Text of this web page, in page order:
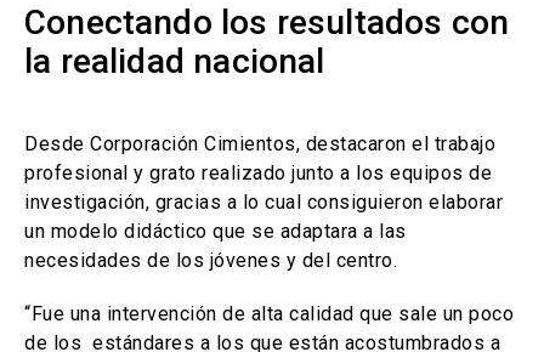
Conectando los resultados con
la realidad nacional
Desde Corporación Cimientos, destacaron el trabajo
profesional y grato realizado junto a los equipos de
investigación, gracias a lo cual consiguieron elaborar
un modelo didáctico que se adaptara a las
necesidades de los jóvenes y del centro.
“Fue una intervención de alta calidad que sale un poco
de los estándares a los que están acostumbrados a